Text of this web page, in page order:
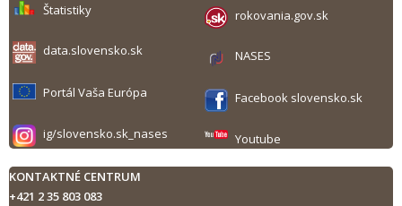
Štatistiky rokovania.gov.sk
data.slovensko.sk NASES
Portál Vaša Európa Facebook slovensko.sk
ig/slovensko.sk_nases Youtube
KONTAKTNÉ CENTRUM
+421 2 35 803 083